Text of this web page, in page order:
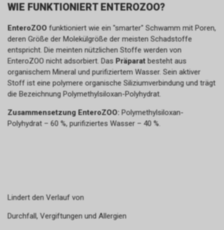
WIE FUNKTIONIERT ENTEROZOO?
EnteroZOO funktioniert wie ein "smarter" Schwamm mit Poren,
deren Größe der Molekülgröße der meisten Schadstoffe
entspricht. Die meinten nützlichen Stoffe werden von
EnteroZOO nicht adsorbiert. Das Präparat besteht aus
organischem Mineral und purifiziertem Wasser. Sein aktiver
Stoff ist eine polymere organische Siliziumverbindung und trägt
die Bezeichnung Polymethylsiloxan-Polyhydrat.
Zusammensetzung EnteroZOO: Polymethylsiloxan-
Polyhydrat – 60 %, purifiziertes Wasser – 40 %.
Lindert den Verlauf von
Durchfall, Vergiftungen und Allergien